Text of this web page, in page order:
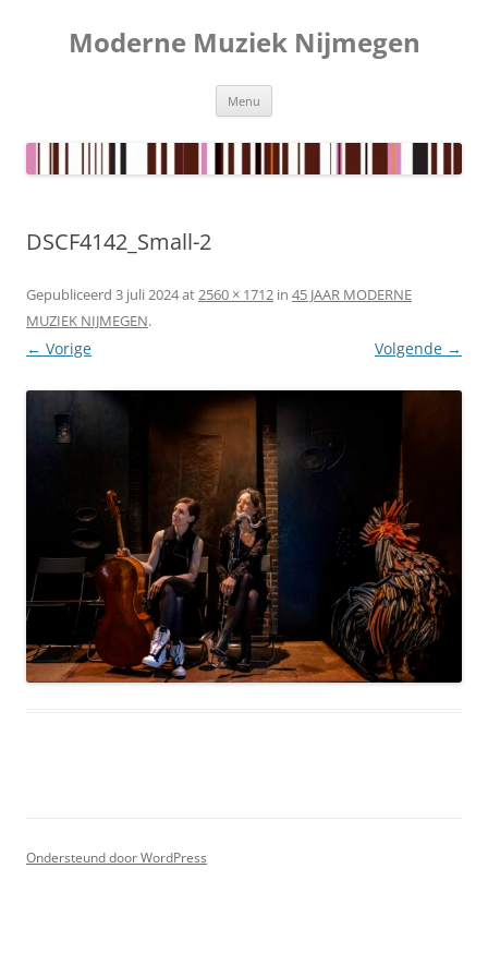
inhoudModerne Muziek Nijmegen
Menu
DSCF4142_Small-2
Gepubliceerd 3 juli 2024at2560 × 1712 in 45 JAAR MODERNE
MUZIEK NIJMEGEN.
← Vorige Volgende →
Ondersteund door WordPress